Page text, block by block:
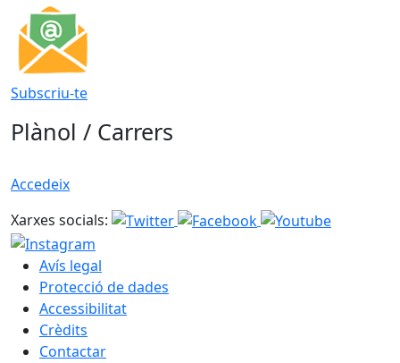
Subscriu-te
Plànol / Carrers
Accedeix
Xarxes socials:
Avís legal
Protecció de dades
Accessibilitat
Crèdits
Contactar